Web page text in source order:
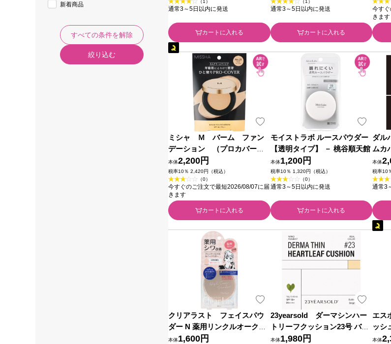
新着商品
すべての条件を解除
絞り込む
通常3～5日以内に発送
カートに入れる
通常3～5日以内に発送
カートに入れる
今す
きます
ミシャ Ｍ バーム ファン
デーション （プロカバー）
Ｎｏ．２１ ８ｇ 株 ミシャ
ジャパン
本体2,200円
税率10％ 2,420円（税込）
（0）
今すぐのご注文で最短2026/08/07に届
きます
カートに入れる
モイストラボ ルースパウダー
【透明タイプ】 － 桃谷順天館
本体1,200円
税率10％ 1,320円（税込）
（0）
通常3～5日以内に発送
カートに入れる
ダル
ムカ
３ ＿
本体
税率10
通常3
クリアラスト フェイスパウ
ダー N 薬用リンクルオークル
１２ｇ ＢＣＬ (医薬部外品)
本体1,600円
23yearsold ダーマシンハー
トリーフクッション23号 バタ
ーベージュ ＿
本体1,980円
エス
ッシ
ラミ
本体